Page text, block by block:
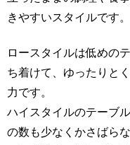
きやすいスタイルです。
ロースタイルは低めの
ち着けて、ゆったりと
力です。
ハイスタイルのテーブ
の数も少なくかさばら